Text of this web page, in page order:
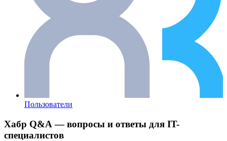
Пользователи
Хабр Q&A — вопросы и ответы для IT-
специалистов